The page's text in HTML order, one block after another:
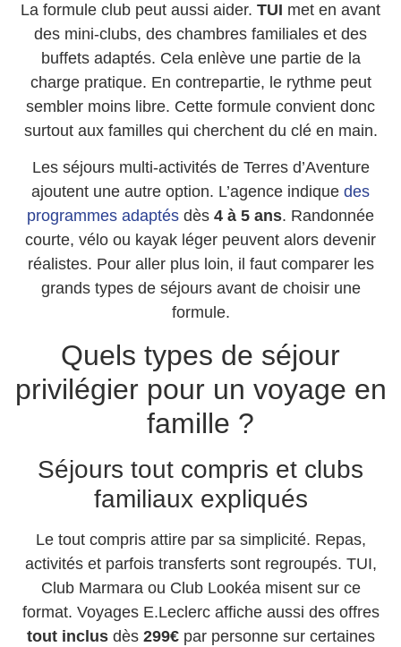
La formule club peut aussi aider. TUI met en avant
des mini-clubs, des chambres familiales et des
buffets adaptés. Cela enlève une partie de la
charge pratique. En contrepartie, le rythme peut
sembler moins libre. Cette formule convient donc
surtout aux familles qui cherchent du clé en main.
Les séjours multi-activités de Terres d’Aventure
ajoutent une autre option. L’agence indique des
programmes adaptés dès 4 à 5 ans. Randonnée
courte, vélo ou kayak léger peuvent alors devenir
réalistes. Pour aller plus loin, il faut comparer les
grands types de séjours avant de choisir une
formule.
Quels types de séjour
privilégier pour un voyage en
famille ?
Séjours tout compris et clubs
familiaux expliqués
Le tout compris attire par sa simplicité. Repas,
activités et parfois transferts sont regroupés. TUI,
Club Marmara ou Club Lookéa misent sur ce
format. Voyages E.Leclerc affiche aussi des offres
tout inclusdès 299€par personne sur certaines